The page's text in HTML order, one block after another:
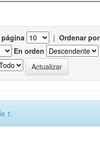
| Ordenar por
En orden
1.